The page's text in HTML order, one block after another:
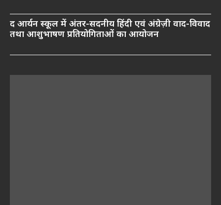
द आर्यन स्कूल में अंतर-सदनीय हिंदी एवं अंग्रेज़ी वाद-विवाद
तथा आशुभाषण प्रतियोगिताओं का आयोजन